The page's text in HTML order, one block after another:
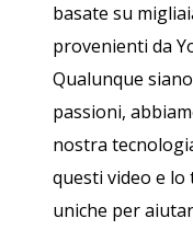
basate su
provenienti da
Qualunque
passioni,
nostra
questi video e
uniche per